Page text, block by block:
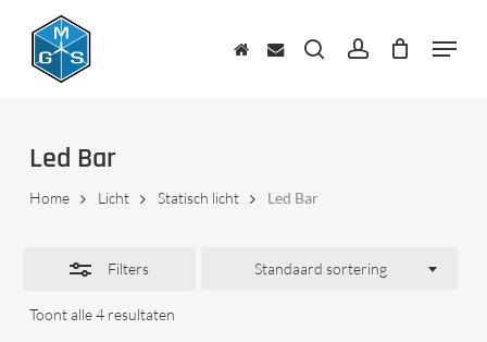
content
zoekenaccount Menu
Led Bar
Home Licht Statisch licht Led Bar
Filters
Toont alle 4 resultaten
Standaard sortering
Close
Filters